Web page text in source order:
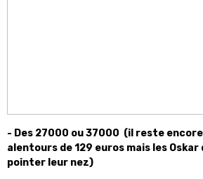
- Des 27000 ou 37000 (il reste encore
alentours de 129 euros mais les
pointer leur nez)